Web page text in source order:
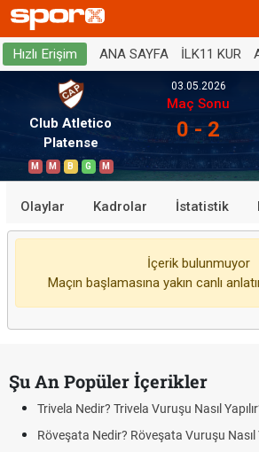
Hızlı Erişim ANA SAYFA İLK11 KUR
Club Atletico
Platense
M M B G M
03.05.2026
Maç Sonu
0 - 2
Olaylar Kadrolar İstatistik
İçerik bulunmuyor
Maçın başlamasına yakın canlı
Şu An Popüler İçerikler
Trivela Nedir? Trivela Vuruşu Nasıl
Röveşata Nedir? Röveşata Vuruşu Nasıl